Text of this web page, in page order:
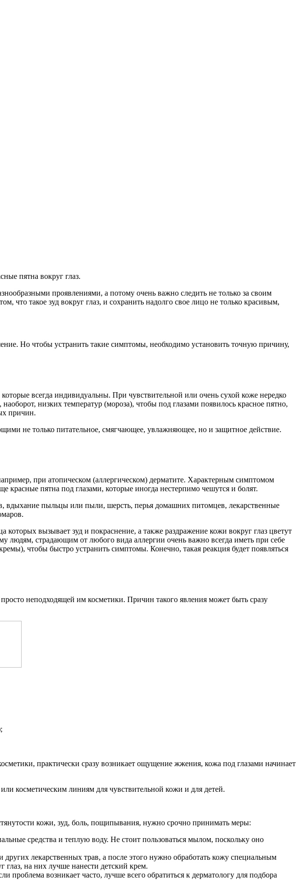
пятна вокруг глаз.
проявлениями, а потому очень важно следить не только за своим
такое зуд вокруг глаз, и сохранить надолго свое лицо не только красивым,
Но чтобы устранить такие симптомы, необходимо установить точную причину,
всегда индивидуальны. При чувствительной или очень сухой коже нередко
низких температур (мороза), чтобы под глазами появилось красное пятно,
причин.
не только питательное, смягчающее, увлажняющее, но и защитное действие.
при атопическом (аллергическом) дерматите. Характерным симптомом
пятна под глазами, которые иногда нестерпимо чешутся и болят.
вдыхание пыльцы или пыли, шерсть, перья домашних питомцев, лекарственные
вызывает зуд и покраснение, а также раздражение кожи вокруг глаз цветут
людям, страдающим от любого вида аллергии очень важно всегда иметь при себе
чтобы быстро устранить симптомы. Конечно, такая реакция будет появляться
неподходящей им косметики. Причин такого явления может быть сразу
практически сразу возникает ощущение жжения, кожа под глазами начинает
косметическим линиям для чувствительной кожи и для детей.
кожи, зуд, боль, пощипывания, нужно срочно принимать меры:
средства и теплую воду. Не стоит пользоваться мылом, поскольку оно
лекарственных трав, а после этого нужно обработать кожу специальным
на них лучше нанести детский крем.
проблема возникает часто, лучше всего обратиться к дерматологу для подбора